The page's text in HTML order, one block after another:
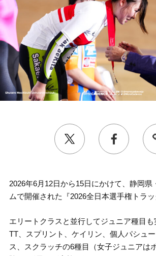
2026年6月12日から15日にかけて、静岡県
ムで開催された『2026全日本選手権トラッ
エリートクラスと並行してジュニア種目
TT、スプリント、ケイリン、個人パシュ
ス、スクラッチの6種目（女子ジュニアは